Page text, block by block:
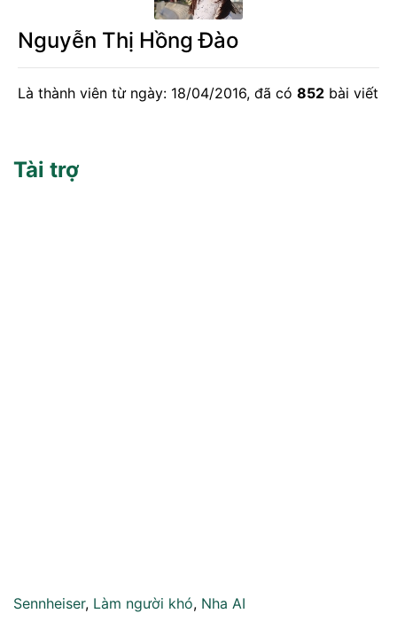
Nguyễn Thị Hồng Đào
Là thành viên từ ngày: 18/04/2016, đã có 852 bài viết
Tài trợ
Sennheiser, Làm người khó, Nha AI